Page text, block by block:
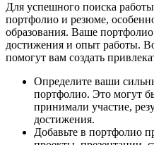
Для успешного поиска
портфолио и резюме,
образования. Ваше
достижения и опыт работы.
помогут вам создать
Определите ваши
портфолио. Это могут
принимали участие,
достижения.
Добавьте в портфолио